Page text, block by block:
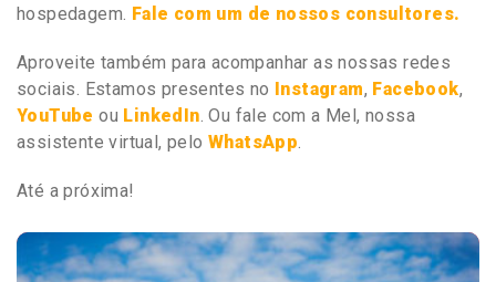
hospedagem. Fale com um de nossos consultores.
Aproveite também para acompanhar as nossas redes
sociais. Estamos presentes no
Instagram, Facebook,
YouTube ou LinkedIn. Ou fale com a Mel, nossa
assistente virtual, pelo WhatsApp.
Até a próxima!